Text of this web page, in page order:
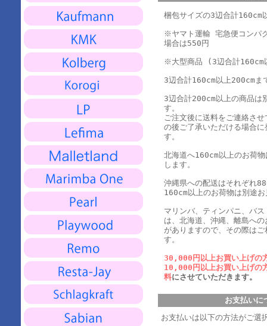
梱包サイズの3辺合計
※ヤマト運輸 宅急便コンパ
場合は550円
※大型商品 (3辺合計160cm
3辺合計160cm以上200cm
3辺合計200cm以上の商品は
す。
ご注文後に送料をご連絡さ
の後ご了承いただける場合
す。
北海道へ160cm以上のお荷
します。
沖縄県への配送はそれぞれ
160cm以上のお荷物は別途
マリンバ、ティンパニ、バ
は、北海道、沖縄、離島へ
がありますので、その際は
す。
30,000円以上お買い上げの
10,000円以上お買い上げの
料にさせていただきます。
お支払いに
お支払いは以下の方法がご選